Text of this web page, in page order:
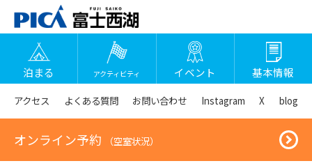
泊まる アクティビティ イベント 基本情報
アクセス よくある質問 お問い合わせ Instagram X blog
オンライン予約 （空室状況）